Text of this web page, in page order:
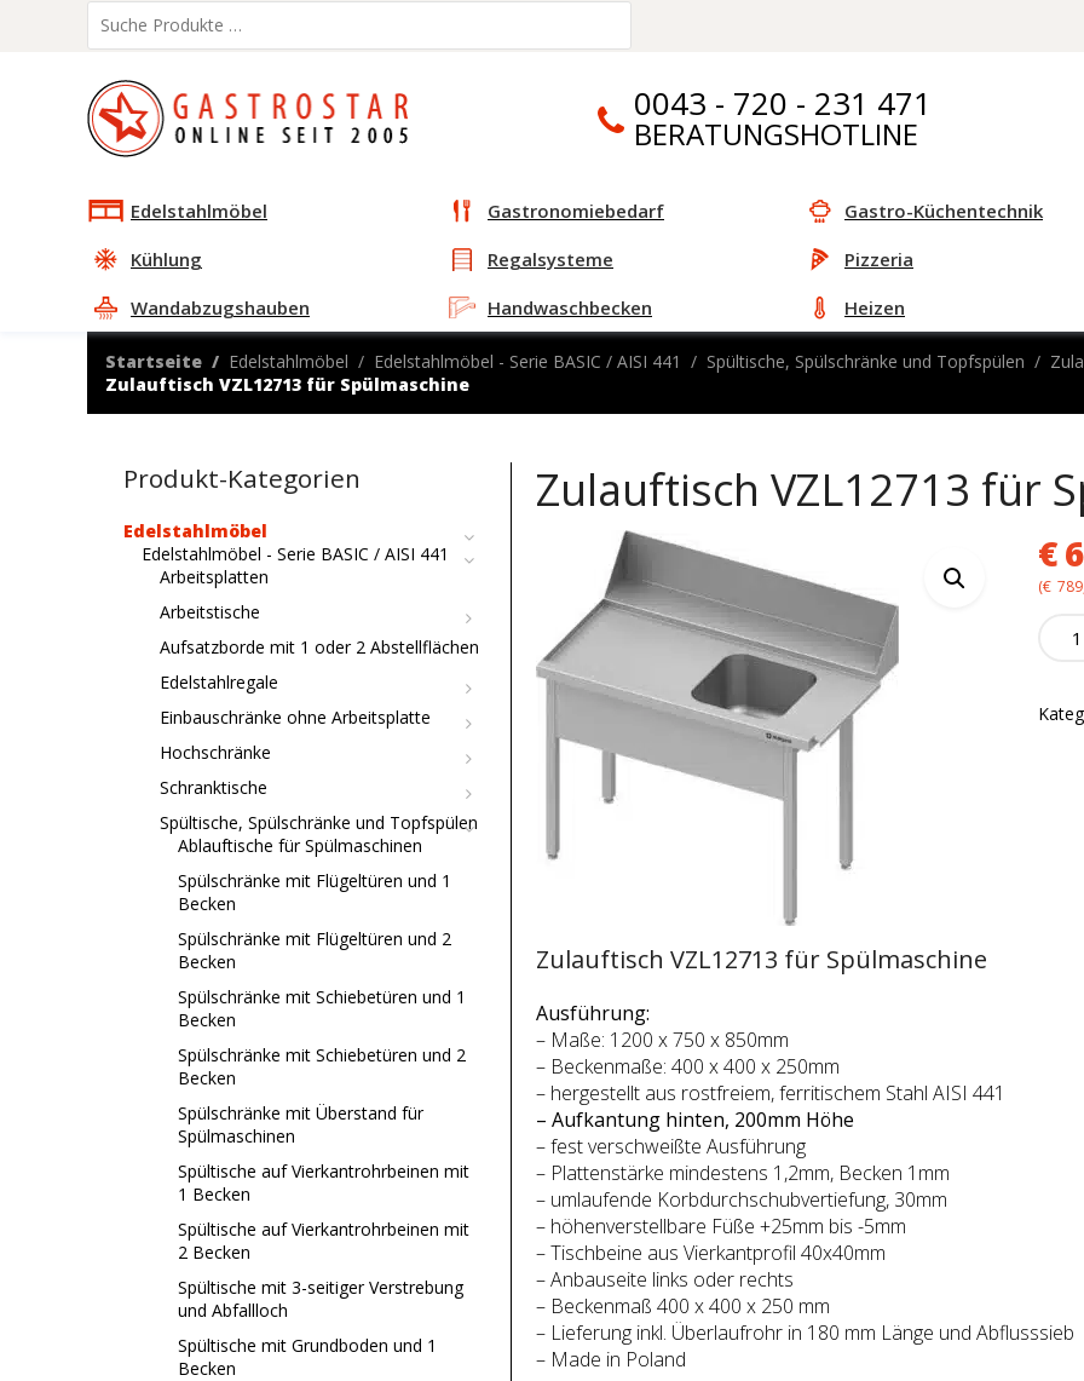
0043 - 720 - 231 471
BERATUNGSHOTLINE
Edelstahlmöbel Gastronomiebedarf
Gastro-Küchentechnik
Kühlung
Regalsysteme
Pizzeria
Wandabzugshauben
Handwaschbecken Heizen
Startseite Edelstahlmöbel Edelstahlmöbel - Serie BASIC / AISI 441 Spültische, Spülschränke und Topfspülen
Zulauftisch VZL12713 für Spülmaschine
Zulauftisch VZL12713 für
€
(€
Zulauftisch VZL12713 für Spülmaschine
Ausführung:
– Maße: 1200 x 750 x 850mm
– Beckenmaße: 400 x 400 x 250mm
– hergestellt aus rostfreiem, ferritischem Stahl AISI 441
– Aufkantung hinten, 200mm Höhe
– fest verschweißte Ausführung
– Plattenstärke mindestens 1,2mm, Becken 1mm
– umlaufende Korbdurchschubvertiefung, 30mm
– höhenverstellbare Füße +25mm bis -5mm
– Tischbeine aus Vierkantprofil 40x40mm
– Anbauseite links oder rechts
– Beckenmaß 400 x 400 x 250 mm
– Lieferung inkl. Überlaufrohr in 180 mm Länge und Abflusssieb
– Made in Poland
Produkt-Kategorien
Edelstahlmöbel
Edelstahlmöbel - Serie BASIC / AISI 441
Arbeitsplatten
Arbeitstische
Aufsatzborde mit 1 oder 2 Abstellflächen
Edelstahlregale
Einbauschränke ohne Arbeitsplatte
Hochschränke
Schranktische
Spültische, Spülschränke und Topfspülen
Ablauftische für Spülmaschinen
Spülschränke mit Flügeltüren und 1
Becken
Spülschränke mit Flügeltüren und 2
Becken
Spülschränke mit Schiebetüren und 1
Becken
Spülschränke mit Schiebetüren und 2
Becken
Spülschränke mit Überstand für
Spülmaschinen
Spültische auf Vierkantrohrbeinen mit
1 Becken
Spültische auf Vierkantrohrbeinen mit
2 Becken
Spültische mit 3-seitiger Verstrebung
und Abfallloch
Spültische mit Grundboden und 1
Becken